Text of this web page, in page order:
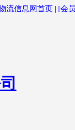
流信息网首页 | [会